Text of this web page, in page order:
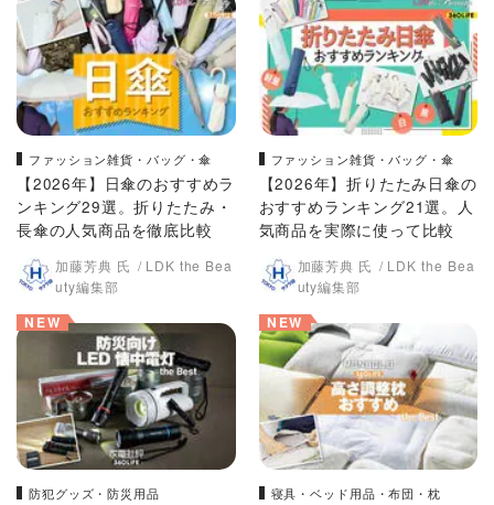
ファッション雑貨・バッグ・傘
【2026年】日傘のおすすめラ
ンキング29選。折りたたみ・
長傘の人気商品を徹底比較
加藤芳典 氏
LDK the Bea
uty編集部
ファッション雑貨・バッグ・傘
【2026年】折りたたみ日傘の
おすすめランキング21選。人
気商品を実際に使って比較
加藤芳典 氏
LDK the Bea
uty編集部
NEW
防犯グッズ・防災用品
NEW
寝具・ベッド用品・布団・枕